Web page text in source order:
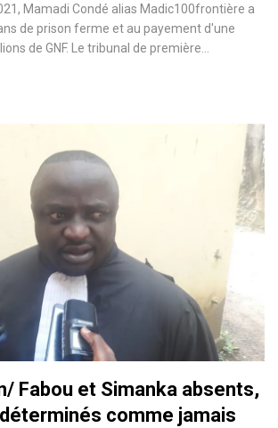
Mamadi Condé alias Madic100frontière a
de prison ferme et au payement d'une
de GNF. Le tribunal de première
Fabou et Simanka absents,
comme jamais